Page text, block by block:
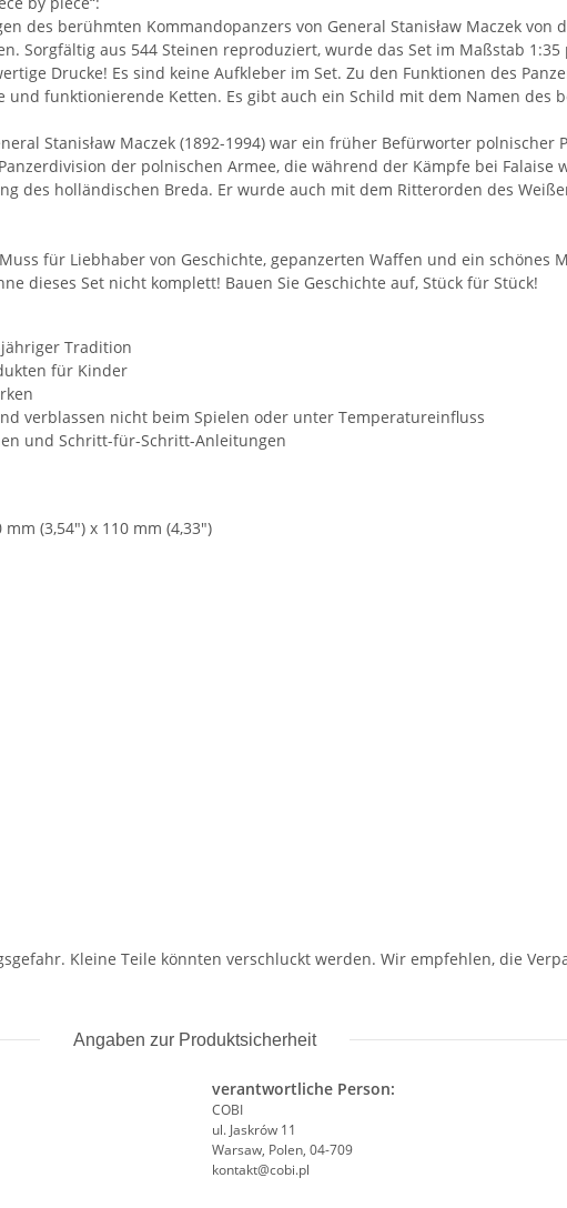
des berühmten Kommandopanzers von General Stanisław Maczek von
Sorgfältig aus 544 Steinen reproduziert, wurde das Set im Maßstab
Drucke! Es sind keine Aufkleber im Set. Zu den Funktionen des
funktionierende Ketten. Es gibt auch ein Schild mit dem Namen des
Stanisław Maczek (1892-1994) war ein früher Befürworter polnischer
der polnischen Armee, die während der Kämpfe bei Falaise
des holländischen Breda. Er wurde auch mit dem Ritterorden des
für Liebhaber von Geschichte, gepanzerten Waffen und ein schönes
dieses Set nicht komplett! Bauen Sie Geschichte auf, Stück für Stück!
Tradition
für Kinder
verblassen nicht beim Spielen oder unter Temperatureinfluss
und Schritt-für-Schritt-Anleitungen
(3,54") x 110 mm (4,33")
Kleine Teile könnten verschluckt werden. Wir empfehlen, die
Angaben zur Produktsicherheit
verantwortliche Person:
COBI
ul. Jaskrów 11
Warsaw, Polen, 04-709
kontakt@cobi.pl